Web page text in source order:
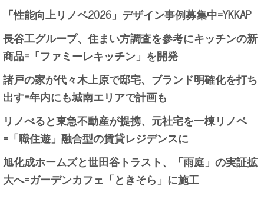
「性能向上リノベ2026」デザイン事例募集中=YKKAP
長谷工グループ、住まい方調査を参考にキッチンの新
商品=「ファミーレキッチン」を開発
諸戸の家が代々木上原で邸宅、ブランド明確化を打ち
出す=年内にも城南エリアで計画も
リノべると東急不動産が提携、元社宅を一棟リノベ
=「職住遊」融合型の賃貸レジデンスに
旭化成ホームズと世田谷トラスト、「雨庭」の実証拡
大へ=ガーデンカフェ「ときそら」に施工